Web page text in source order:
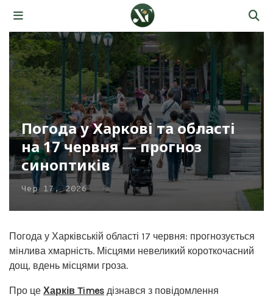
Погода у Харкові та області
на 17 червня — прогноз
синоптиків
Чер 17, 2026
Погода у Харківській області 17 червня: прогнозується
мінлива хмарність. Місцями невеликий короткочасний
дощ, вдень місцями гроза.
Про це Харків Times дізнався з повідомлення